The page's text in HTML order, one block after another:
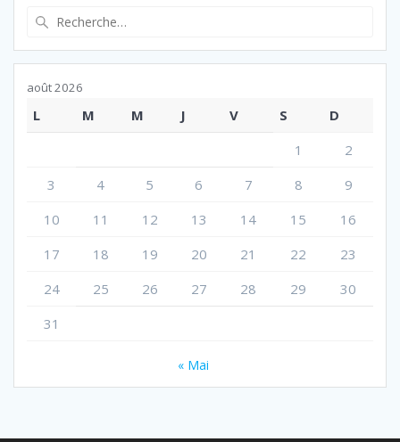
:
août 2026
L M M J V S
D
1
2
3
4 5 6 7 8
9
10
11 12 13 14 15
16
17
18 19 20 21 22
23
24
25 26 27 28 29
30
31
« Mai